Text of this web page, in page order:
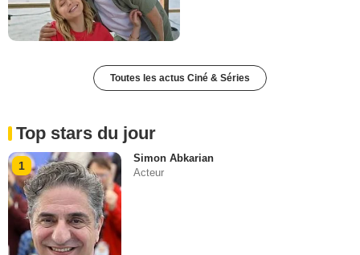
Toutes les actus Ciné & Séries
Top stars du jour
1
Simon Abkarian
Acteur